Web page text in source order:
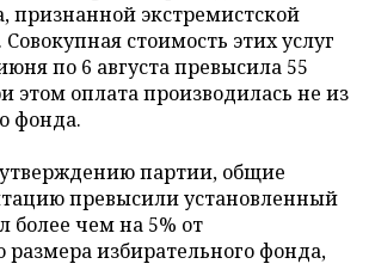
признанной экстремистской
стоимость этих услуг
по 6 августа превысила 55
этом оплата производилась не из
фонда.
партии, общие
превысили установленный
более чем на 5% от
размера избирательного фонда,